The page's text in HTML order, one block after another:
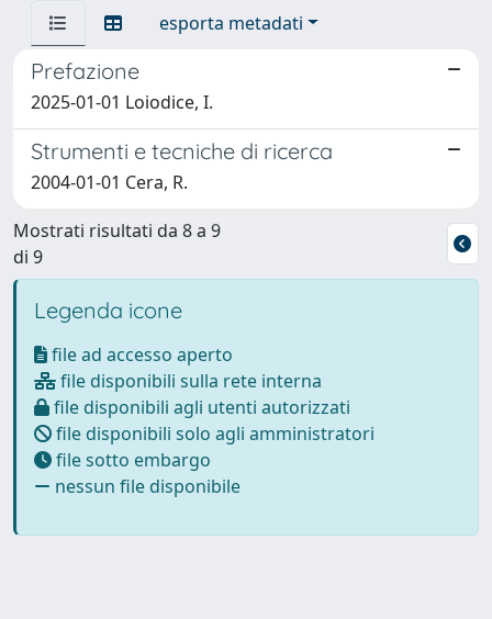
esporta metadati
Prefazione
2025-01-01 Loiodice, I.
Strumenti e tecniche di ricerca
2004-01-01 Cera, R.
Mostrati risultati da 8 a 9
di 9
Legenda icone
file ad accesso aperto
file disponibili sulla rete interna
file disponibili agli utenti autorizzati
file disponibili solo agli amministratori
file sotto embargo
nessun file disponibile